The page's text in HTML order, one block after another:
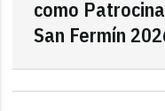
como
San Fermín